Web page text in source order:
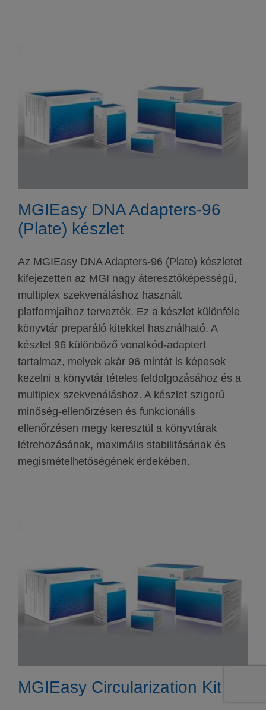
MGIEasy DNA Adapters-96
(Plate) készlet
Az MGIEasy DNA Adapters-96 (Plate) készletet
kifejezetten az MGI nagy áteresztőképességű,
multiplex szekvenáláshoz használt
platformjaihoz tervezték. Ez a készlet különféle
könyvtár preparáló kitekkel használható. A
készlet 96 különböző vonalkód-adaptert
tartalmaz, melyek akár 96 mintát is képesek
kezelni a könyvtár tételes feldolgozásához és a
multiplex szekvenáláshoz. A készlet szigorú
minőség-ellenőrzésen és funkcionális
ellenőrzésen megy keresztül a könyvtárak
létrehozásának, maximális stabilitásának és
megismételhetőségének érdekében.
MGIEasy Circularization Kit